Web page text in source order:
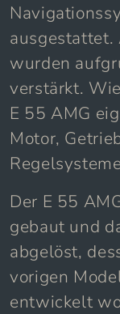
ausgestattet.
wurden
verstärkt.
E 55 AMG
Motor,
Der E 55
gebaut und
abgelöst,
vorigen
entwickelt